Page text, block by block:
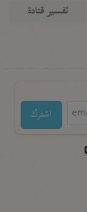
تفسير قتادة
اشترك